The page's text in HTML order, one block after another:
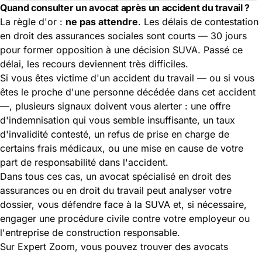
Quand consulter un avocat après un accident du travail ?
La règle d'or : ne pas attendre. Les délais de contestation
en droit des assurances sociales sont courts — 30 jours
pour former opposition à une décision SUVA. Passé ce
délai, les recours deviennent très difficiles.
Si vous êtes victime d'un accident du travail — ou si vous
êtes le proche d'une personne décédée dans cet accident
—, plusieurs signaux doivent vous alerter : une offre
d'indemnisation qui vous semble insuffisante, un taux
d'invalidité contesté, un refus de prise en charge de
certains frais médicaux, ou une mise en cause de votre
part de responsabilité dans l'accident.
Dans tous ces cas, un avocat spécialisé en droit des
assurances ou en droit du travail peut analyser votre
dossier, vous défendre face à la SUVA et, si nécessaire,
engager une procédure civile contre votre employeur ou
l'entreprise de construction responsable.
Sur Expert Zoom, vous pouvez trouver des avocats